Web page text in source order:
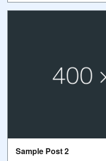
Sample Post 2